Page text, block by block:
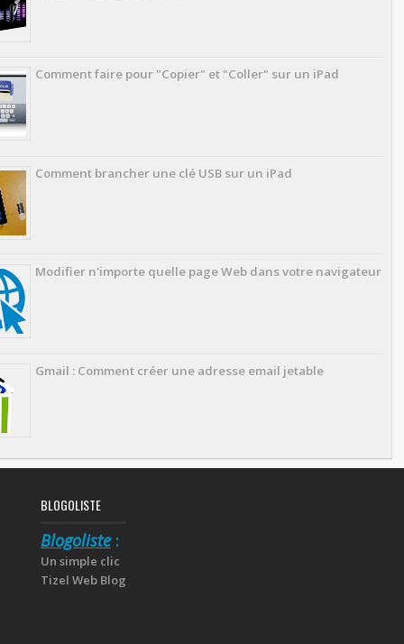
Comment faire pour "Copier" et "Coller" sur un iPad
Comment brancher une clé USB sur un iPad
Modifier n'importe quelle page Web dans votre navigateur
Gmail : Comment créer une adresse email jetable
BLOGOLISTE
Blogoliste :
Un simple clic
Tizel Web Blog